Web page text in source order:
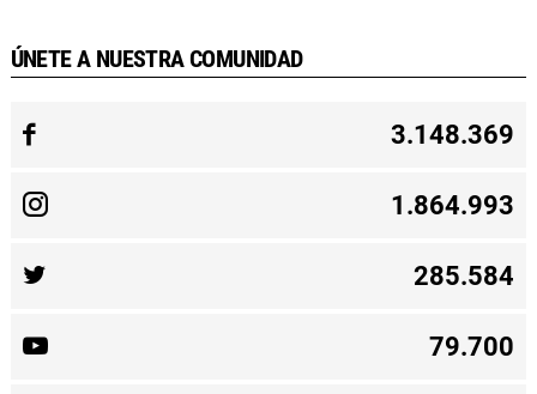
ÚNETE A NUESTRA COMUNIDAD
3.148.369
1.864.993
285.584
79.700